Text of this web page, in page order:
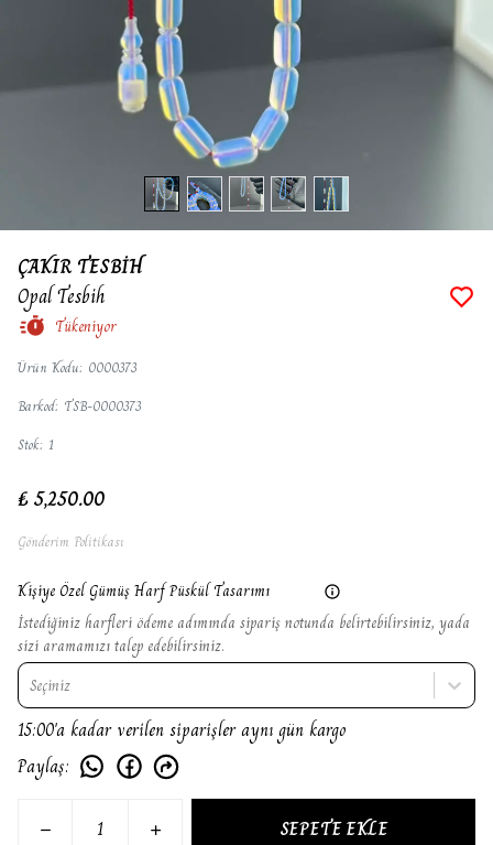
ÇAKIR TESBİH
Opal Tesbih
Tükeniyor
Ürün Kodu: 0000373
Barkod: TSB-0000373
Stok: 1
₺ 5,250.00
Gönderim Politikası
Kişiye Özel Gümüş Harf Püskül Tasarımı
İstediğiniz harfleri ödeme adımında sipariş notunda belirtebilirsiniz, yada
sizi aramamızı talep edebilirsiniz.
Seçiniz
15:00'a kadar verilen siparişler aynı gün kargo
Paylaş:
SEPETE EKLE